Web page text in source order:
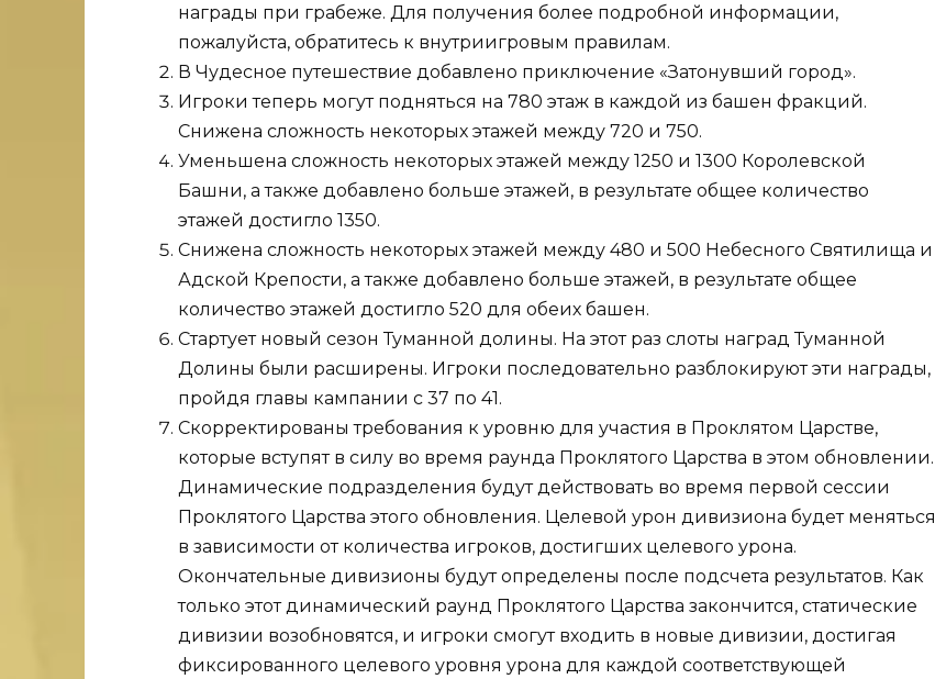
награды при грабеже. Для получения более подробной информации,
пожалуйста, обратитесь к внутриигровым правилам.
В Чудесное путешествие добавлено приключение «Затонувший город».
Игроки теперь могут подняться на 780 этаж в каждой из башен фракций.
Снижена сложность некоторых этажей между 720 и 750.
Уменьшена сложность некоторых этажей между 1250 и 1300 Королевской
Башни, а также добавлено больше этажей, в результате общее количество
этажей достигло 1350.
Снижена сложность некоторых этажей между 480 и 500 Небесного Святилища и
Адской Крепости, а также добавлено больше этажей, в результате общее
количество этажей достигло 520 для обеих башен.
Стартует новый сезон Туманной долины. На этот раз слоты наград Туманной
Долины были расширены. Игроки последовательно разблокируют эти награды,
пройдя главы кампании с 37 по 41.
Скорректированы требования к уровню для участия в Проклятом Царстве,
которые вступят в силу во время раунда Проклятого Царства в этом обновлении.
Динамические подразделения будут действовать во время первой сессии
Проклятого Царства этого обновления. Целевой урон дивизиона будет меняться
в зависимости от количества игроков, достигших целевого урона.
Окончательные дивизионы будут определены после подсчета результатов. Как
только этот динамический раунд Проклятого Царства закончится, статические
дивизии возобновятся, и игроки смогут входить в новые дивизии, достигая
фиксированного целевого уровня урона для каждой соответствующей